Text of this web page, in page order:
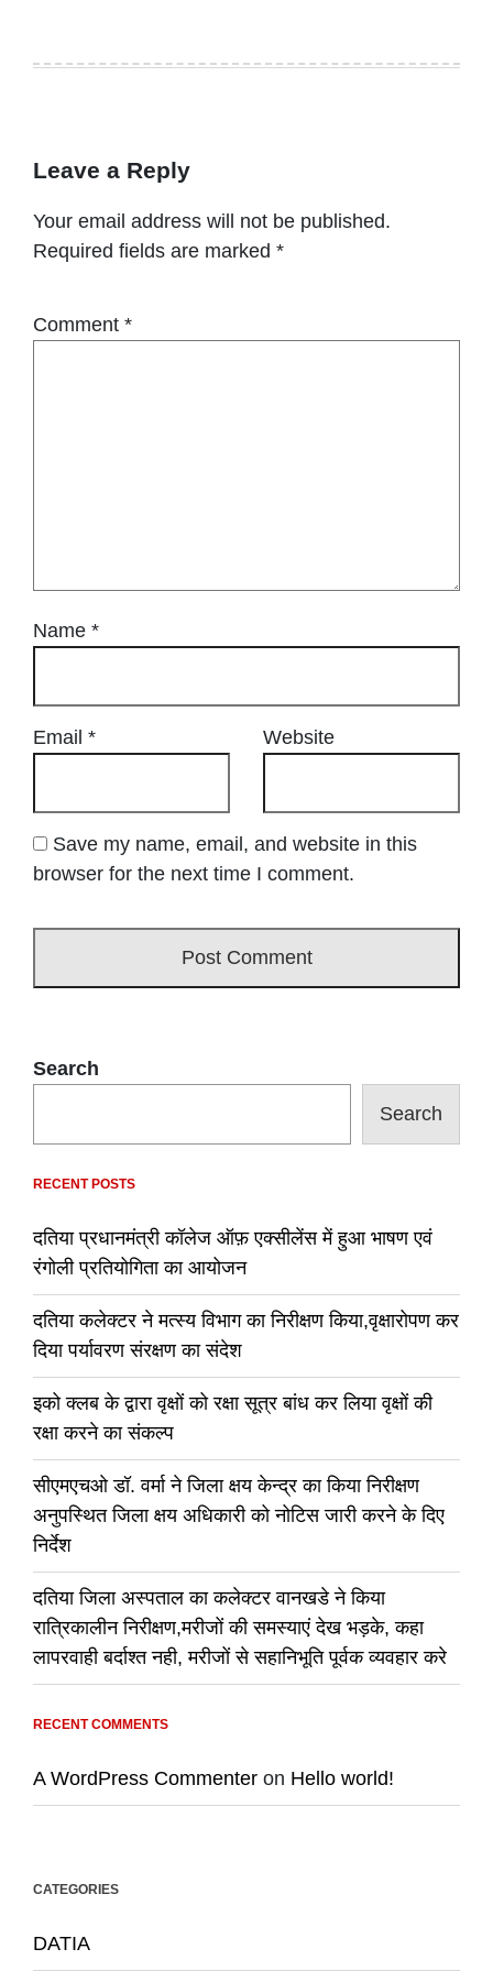
Leave a Reply
Your email address will not be published.
Required fields are marked *
Comment *
Name *
Email * Website
Save my name, email, and website in this
browser for the next time I comment.
Search
Search
RECENT POSTS
दतिया प्रधानमंत्री कॉलेज ऑफ़ एक्सीलेंस में हुआ भाषण एवं
रंगोली प्रतियोगिता का आयोजन
दतिया कलेक्टर ने मत्स्य विभाग का निरीक्षण किया,वृक्षारोपण कर
दिया पर्यावरण संरक्षण का संदेश
इको क्लब के द्वारा वृक्षों को रक्षा सूत्र बांध कर लिया वृक्षों की
रक्षा करने का संकल्प
सीएमएचओ डॉ. वर्मा ने जिला क्षय केन्द्र का किया निरीक्षण
अनुपस्थित जिला क्षय अधिकारी को नोटिस जारी करने के दिए
निर्देश
दतिया जिला अस्पताल का कलेक्टर वानखडे ने किया
रात्रिकालीन निरीक्षण,मरीजों की समस्याएं देख भड़के, कहा
लापरवाही बर्दाश्त नही, मरीजों से सहानिभूति पूर्वक व्यवहार करे
RECENT COMMENTS
A WordPress Commenter on Hello world!
CATEGORIES
DATIA